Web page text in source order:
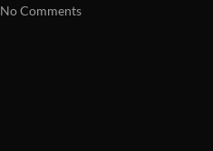
No Comments